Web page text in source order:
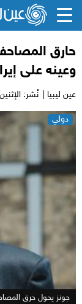
حارق
وعينه على
عين ليبيا | نُشر:
دولي
جونز يحول حرق